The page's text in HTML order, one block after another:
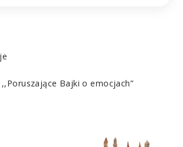
Bajki o emocjach”